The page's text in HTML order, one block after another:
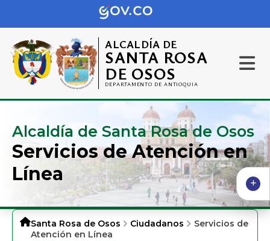
ALCALDÍA DE
SANTA ROSA
DE OSOS
DEPARTAMENTO DE ANTIOQUIA
Alcaldía de Santa Rosa de Osos
Servicios de Atención en
Línea
Santa Rosa de Osos Ciudadanos
Servicios de
Atención en Línea